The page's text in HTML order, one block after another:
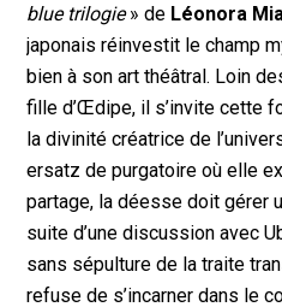
blue trilogie» de Léonora
japonais réinvestit le champ
bien à son art théâtral. Loin
fille d’Œdipe, il s’invite cette
la divinité créatrice de
ersatz de purgatoire où elle
partage, la déesse doit gérer
suite d’une discussion avec
sans sépulture de la traite
refuse de s’incarner dans le